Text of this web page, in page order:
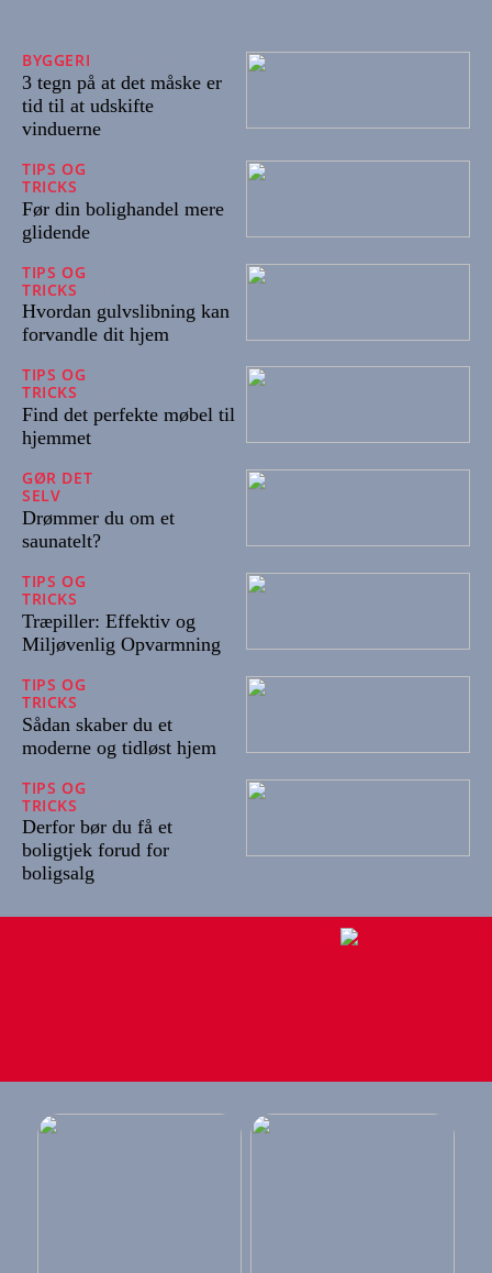
BYGGERI
3 tegn på at det måske er
tid til at udskifte
vinduerne
TIPS OG
TRICKS
Før din bolighandel mere
glidende
TIPS OG
TRICKS
Hvordan gulvslibning kan
forvandle dit hjem
TIPS OG
TRICKS
Find det perfekte møbel til
hjemmet
GØR DET
SELV
Drømmer du om et
saunatelt?
TIPS OG
TRICKS
Træpiller: Effektiv og
Miljøvenlig Opvarmning
TIPS OG
TRICKS
Sådan skaber du et
moderne og tidløst hjem
TIPS OG
TRICKS
Derfor bør du få et
boligtjek forud for
boligsalg